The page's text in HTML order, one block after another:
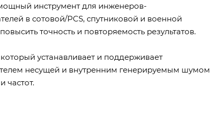
инструмент для инженеров-
в сотовой/PCS, спутниковой и военной
точность и повторяемость результатов.
устанавливает и поддерживает
несущей и внутренним генерируемым шумом
частот.